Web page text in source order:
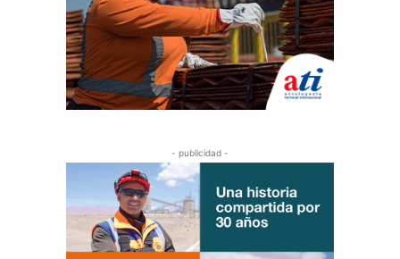
- publicidad -